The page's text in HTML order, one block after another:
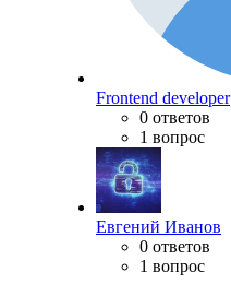
Frontend developer
0 ответов
1 вопрос
Евгений Иванов
0 ответов
1 вопрос